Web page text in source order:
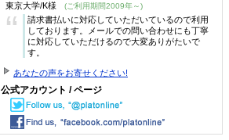
東京大学/K様 (ご利用期間2009年～)
“
請求書払いに対応していただいているので利用
しております。メールでの問い合わせにも丁寧
に対応していただけるので大変ありがたいで
す。
あなたの声をお寄せください!
公式アカウント / ページ